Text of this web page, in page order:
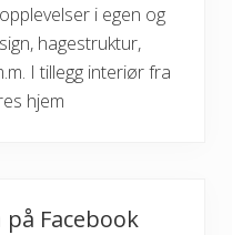
i egen og
hagestruktur,
I tillegg interiør fra
hjem
Facebook